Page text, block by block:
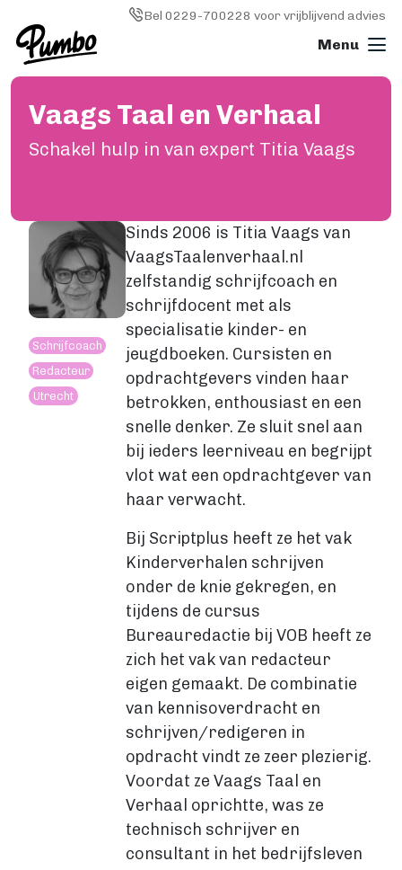
Skip to main contentBel 0229-700228 voor vrijblijvend advies
Image
Boek drukken
Boek drukken
Wire-o (ringband)
Fotoboek
Magazine
Papiersoorten
KLEINE OPLAGE DRUKKEN
Print on demand
Hoe werkt Print on demand
Levertijden
GROTE OPLAGE DRUKKEN
Offset drukken
Hoe werkt offset drukken
Boek uitgeven
Boek uitgeven
ISBN aanvragen
Boek distributie
VIA BOEKHANDELS
Boek uitgeven via Bol.com
Boek uitgeven via Centraal Boekhuis
Boek uitgeven via Managementboek.nl
Stappenplan
VIA BOEKENBESTELLEN.NL
Boek uitgeven via Boekenbestellen.nl
Boek uitgeven via eigen website
Vaags Taal en Verhaal
Schakel hulp in van expert Titia Vaags
Schrijfcoach
Redacteur
Utrecht
Sinds 2006 is Titia Vaags van
VaagsTaalenverhaal.nl
zelfstandig schrijfcoach en
schrijfdocent met als
specialisatie kinder- en
jeugdboeken. Cursisten en
opdrachtgevers vinden haar
betrokken, enthousiast en een
snelle denker. Ze sluit snel aan
bij ieders leerniveau en begrijpt
vlot wat een opdrachtgever van
haar verwacht.
Bij Scriptplus heeft ze het vak
Kinderverhalen schrijven
onder de knie gekregen, en
tijdens de cursus
Bureauredactie bij VOB heeft ze
zich het vak van redacteur
eigen gemaakt. De combinatie
van kennisoverdracht en
schrijven/redigeren in
opdracht vindt ze zeer plezierig.
Voordat ze Vaags Taal en
Verhaal oprichtte, was ze
technisch schrijver en
consultant in het bedrijfsleven